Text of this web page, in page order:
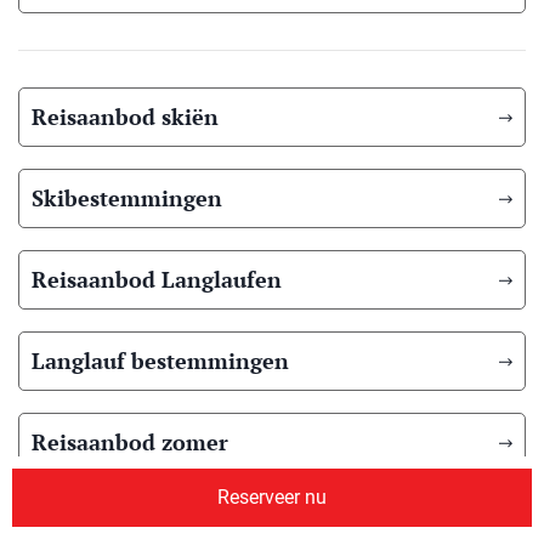
Reserveer nu
Reisaanbod skiën
Skibestemmingen
Reisaanbod Langlaufen
Langlauf bestemmingen
Reisaanbod zomer
Overig reisaanbod